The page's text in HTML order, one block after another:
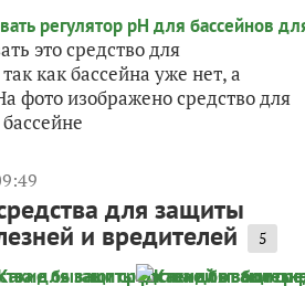
это средство для
как бассейна уже нет, а
фото изображено средство для
для защиты
и вредителей 5